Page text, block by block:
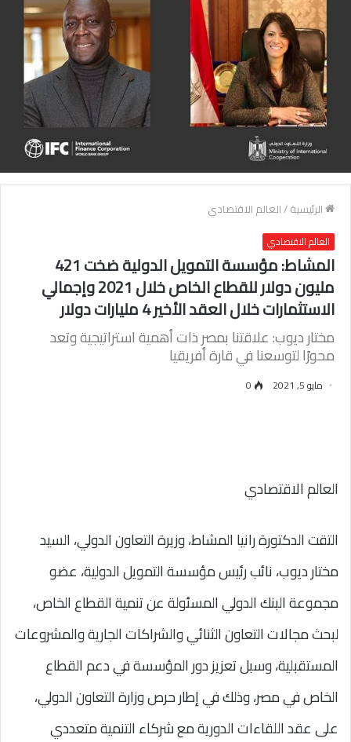
الرئيسية/العالم الاقتصادي
العالم الاقتصادي
المشاط: مؤسسة التمويل الدولية ضخت 421
مليون دولار للقطاع الخاص خلال 2021 وإجمالي
الاستثمارات خلال العقد الأخير 4 مليارات دولار
مختار ديوب: علاقتنا بمصر ذات أهمية استراتيجية وتعد
محورًا لتوسعنا في قارة أفريقيا
مايو 5, 2021 0
العالم الاقتصادي
التقت الدكتورة رانيا المشاط، وزيرة التعاون الدولي، السيد
مختار ديوب، نائب رئيس مؤسسة التمويل الدولية، عضو
مجموعة البنك الدولي المسئولة عن تنمية القطاع الخاص،
لبحث مجالات التعاون الثنائي والشراكات الجارية والمشروعات
المستقبلية، وسبل تعزيز دور المؤسسة في دعم القطاع
الخاص في مصر، وذلك في إطار حرص وزارة التعاون الدولي،
على عقد اللقاءات الدورية مع شركاء التنمية متعددي